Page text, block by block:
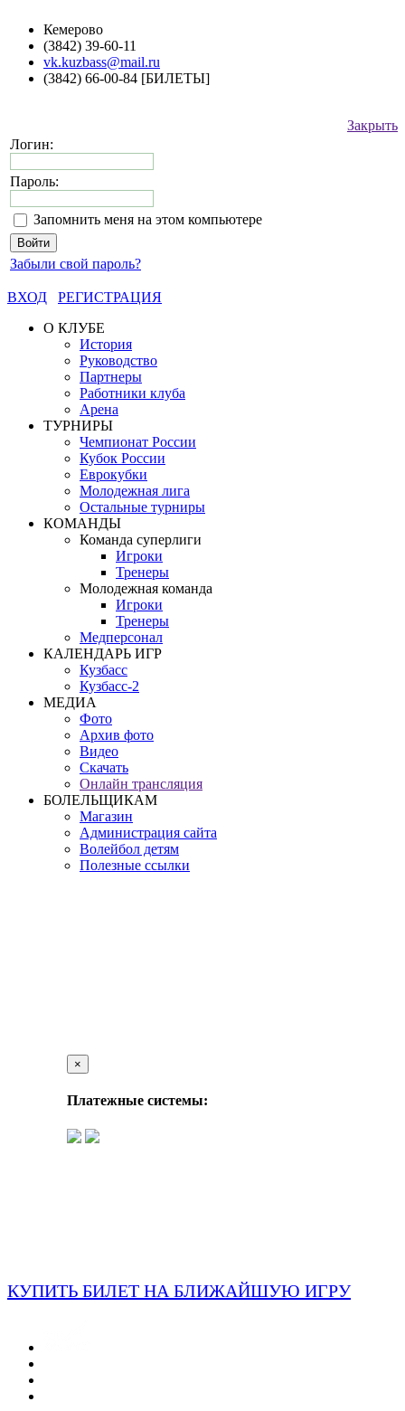
Кемерово
(3842) 39-60-11
vk.kuzbass@mail.ru
(3842) 66-00-84 [БИЛЕТЫ]
Закрыть
Логин:
Пароль:
Запомнить меня на этом компьютере
Забыли свой пароль?
ВХОД
РЕГИСТРАЦИЯ
О КЛУБЕ
История
Руководство
Партнеры
Работники клуба
Арена
ТУРНИРЫ
Чемпионат России
Кубок России
Еврокубки
Молодежная лига
Остальные турниры
КОМАНДЫ
Команда суперлиги
Игроки
Тренеры
Молодежная команда
Игроки
Тренеры
Медперсонал
КАЛЕНДАРЬ ИГР
Кузбасс
Кузбасс-2
МЕДИА
Фото
Архив фото
Видео
Скачать
Онлайн трансляция
БОЛЕЛЬЩИКАМ
Магазин
Администрация сайта
Волейбол детям
Полезные ссылки
×
Платежные системы:
КУПИТЬ БИЛЕТ НА БЛИЖАЙШУЮ ИГРУ